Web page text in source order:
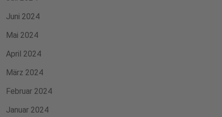
Juni 2024
Mai 2024
April 2024
März 2024
Februar 2024
Januar 2024